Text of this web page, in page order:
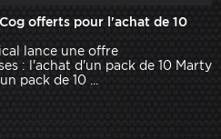
offerts pour l'achat de 10
lance une offre
: l'achat d'un pack de 10 Marty
pack de 10 ...